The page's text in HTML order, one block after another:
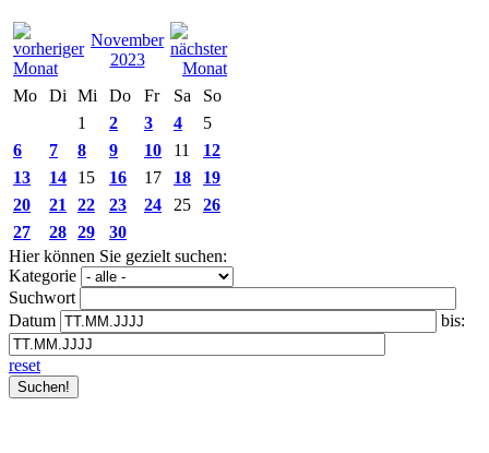
November
2023
Mo
Di Mi Do Fr Sa
So
1
2 3 4
5
6
7 8 9 10 11
12
13
14 15 16 17 18
19
20
21 22 23 24 25
26
27
28 29
30
Hier können Sie gezielt suchen:
Kategorie
Suchwort
Datum
bis:
reset